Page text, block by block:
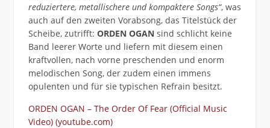
reduziertere, metallischere und kompaktere Songs“, was
auch auf den zweiten Vorabsong, das Titelstück der
Scheibe, zutrifft: ORDEN OGAN sind schlicht keine
Band leerer Worte und liefern mit diesem einen
kraftvollen, nach vorne preschenden und enorm
melodischen Song, der zudem einen immens
opulenten und für sie typischen Refrain besitzt.
ORDEN OGAN – The Order Of Fear (Official Music
Video) (youtube.com)